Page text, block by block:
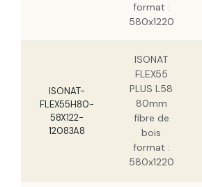
format :
580x1220
ISONAT-
FLEX55H80-
58X122-
12083A8
ISONAT
FLEX55
PLUS L58
80mm
fibre de
bois
format :
580x1220